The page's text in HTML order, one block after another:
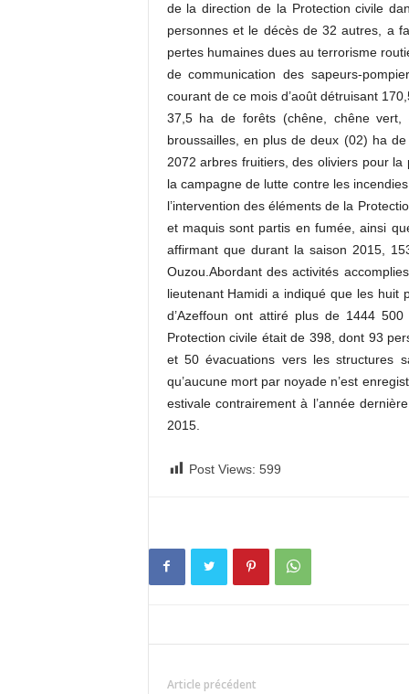
de la direction de la Protection civile
personnes et le décès de 32 autres, a
pertes humaines dues au terrorisme
de communication des sapeurs-
courant de ce mois d’août détruisant
37,5 ha de forêts (chêne, chêne
broussailles, en plus de deux (02) ha
2072 arbres fruitiers, des oliviers pour
la campagne de lutte contre les
l’intervention des éléments de la
et maquis sont partis en fumée, ainsi
affirmant que durant la saison 2015,
Ouzou.Abordant des activités
lieutenant Hamidi a indiqué que les huit
d’Azeffoun ont attiré plus de 1444
Protection civile était de 398, dont 93
et 50 évacuations vers les structures
qu’aucune mort par noyade n’est
estivale contrairement à l’année
2015.
Post Views: 599
Article précédent